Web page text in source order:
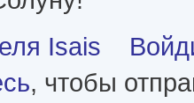
Isais
, чтобы